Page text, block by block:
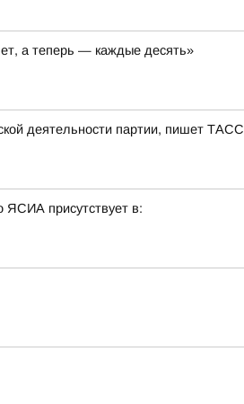
а теперь — каждые десять»
деятельности партии, пишет ТАСС
ЯСИА присутствует в: